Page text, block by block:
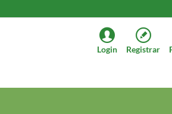
Login Registrar